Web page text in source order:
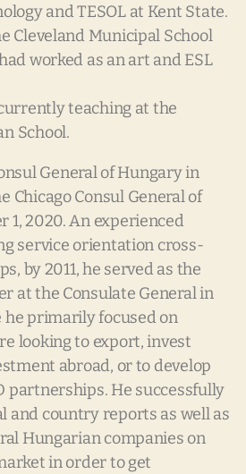
and TESOL at Kent State.
Cleveland Municipal School
worked as an art and ESL
teaching at the
School.
General of Hungary in
Chicago Consul General of
1, 2020. An experienced
service orientation cross-
by 2011, he served as the
at the Consulate General in
he primarily focused on
looking to export, invest
abroad, or to develop
partnerships. He successfully
and country reports as well as
Hungarian companies on
in order to get